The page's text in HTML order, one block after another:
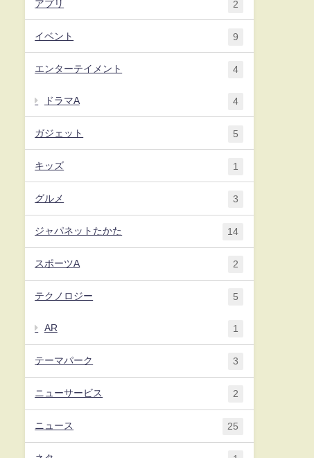
アプリ 2
イベント 9
エンターテイメント 4
ドラマA 4
ガジェット 5
キッズ 1
グルメ 3
ジャパネットたかた 14
スポーツA 2
テクノロジー 5
AR 1
テーマパーク 3
ニューサービス 2
ニュース 25